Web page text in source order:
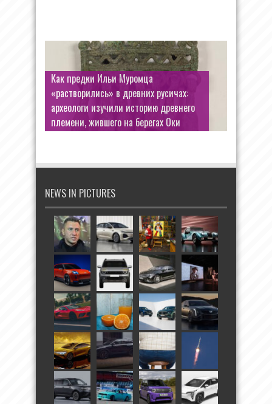
Как предки Ильи Муромца
«растворились» в древних русичах:
археологи изучили историю древнего
племени, жившего на берегах Оки
Шэрон Осборн продолжает
«воскрешать» Оззи: объявлено
возрождение Ozzfest
NEWS IN PICTURES